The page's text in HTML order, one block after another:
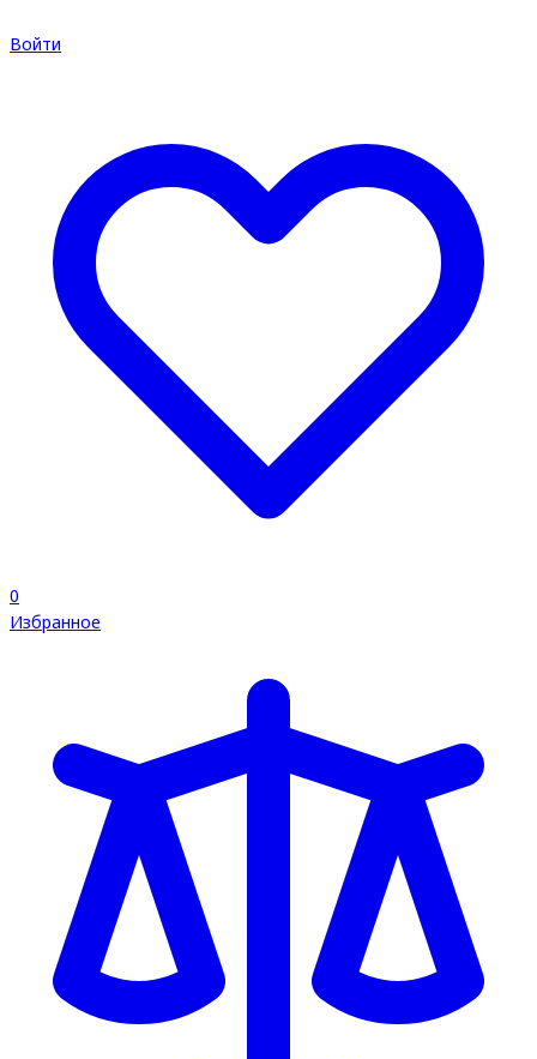
Войти
0
Избранное